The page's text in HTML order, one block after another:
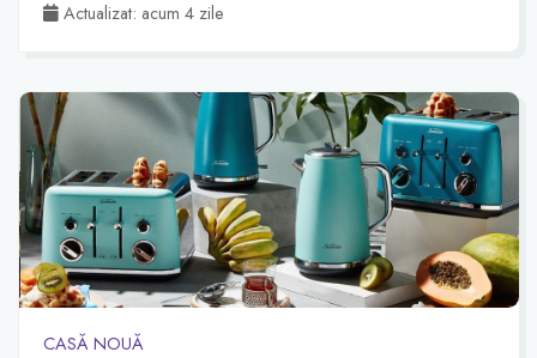
Actualizat: acum 4 zile
CASĂ NOUĂ